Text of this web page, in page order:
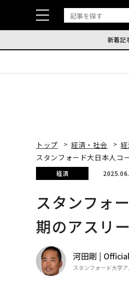
新着記
トップ 経済・社会
スタンフォード大日本人
経済
スタンフォ
期のアスリ
河田剛 |
スタンフォード大学